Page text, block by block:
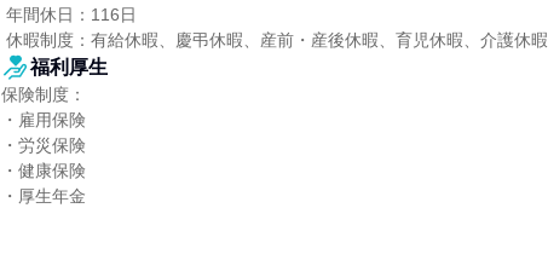
休暇制度：有給休暇、慶弔休暇、産前・産後休暇、育児休暇、介護休暇
福利厚生
保険制度：
・雇用保険
・労災保険
・健康保険
・厚生年金